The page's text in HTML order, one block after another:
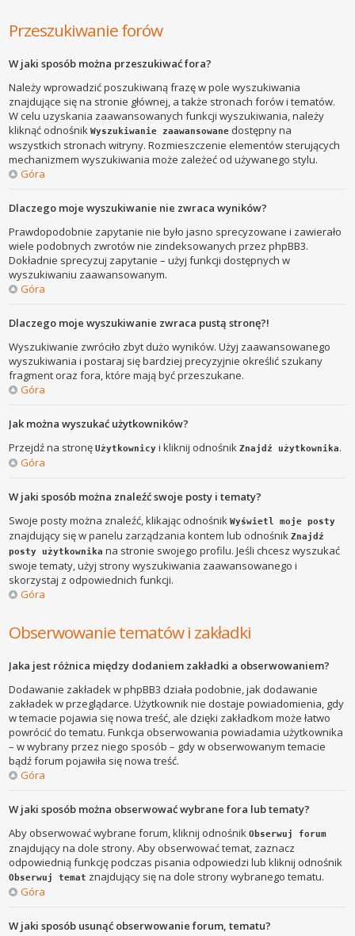
Przeszukiwanie forów
W jaki sposób można przeszukiwać fora?
Należy wprowadzić poszukiwaną frazę w pole wyszukiwania
znajdujące się na stronie głównej, a także stronach forów i tematów.
W celu uzyskania zaawansowanych funkcji wyszukiwania, należy
kliknąć odnośnikWyszukiwanie zaawansowane dostępny na
wszystkich stronach witryny. Rozmieszczenie elementów sterujących
mechanizmem wyszukiwania może zależeć od używanego stylu.
Góra
Dlaczego moje wyszukiwanie nie zwraca wyników?
Prawdopodobnie zapytanie nie było jasno sprecyzowane i zawierało
wiele podobnych zwrotów nie zindeksowanych przez phpBB3.
Dokładnie sprecyzuj zapytanie – użyj funkcji dostępnych w
wyszukiwaniu zaawansowanym.
Góra
Dlaczego moje wyszukiwanie zwraca pustą stronę?!
Wyszukiwanie zwróciło zbyt dużo wyników. Użyj zaawansowanego
wyszukiwania i postaraj się bardziej precyzyjnie określić szukany
fragment oraz fora, które mają być przeszukane.
Góra
Jak można wyszukać użytkowników?
Przejdź na stronęUżytkownicy i kliknij odnośnikZnajdź użytkownika.
Góra
W jaki sposób można znaleźć swoje posty i tematy?
Swoje posty można znaleźć, klikając odnośnikWyświetl moje posty
znajdujący się w panelu zarządzania kontem lub odnośnikZnajdź
posty użytkownika na stronie swojego profilu. Jeśli chcesz wyszukać
swoje tematy, użyj strony wyszukiwania zaawansowanego i
skorzystaj z odpowiednich funkcji.
Góra
Obserwowanie tematów i zakładki
Jaka jest różnica między dodaniem zakładki a obserwowaniem?
Dodawanie zakładek w phpBB3 działa podobnie, jak dodawanie
zakładek w przeglądarce. Użytkownik nie dostaje powiadomienia, gdy
w temacie pojawia się nowa treść, ale dzięki zakładkom może łatwo
powrócić do tematu. Funkcja obserwowania powiadamia użytkownika
– w wybrany przez niego sposób – gdy w obserwowanym temacie
bądź forum pojawiła się nowa treść.
Góra
W jaki sposób można obserwować wybrane fora lub tematy?
Aby obserwować wybrane forum, kliknij odnośnikObserwuj forum
znajdujący na dole strony. Aby obserwować temat, zaznacz
odpowiednią funkcję podczas pisania odpowiedzi lub kliknij odnośnik
Obserwuj temat znajdujący się na dole strony wybranego tematu.
Góra
W jaki sposób usunąć obserwowanie forum, tematu?